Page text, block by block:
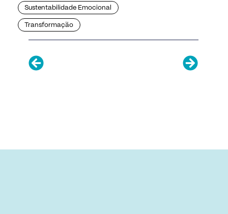
Sustentabilidade Emocional
Transformação